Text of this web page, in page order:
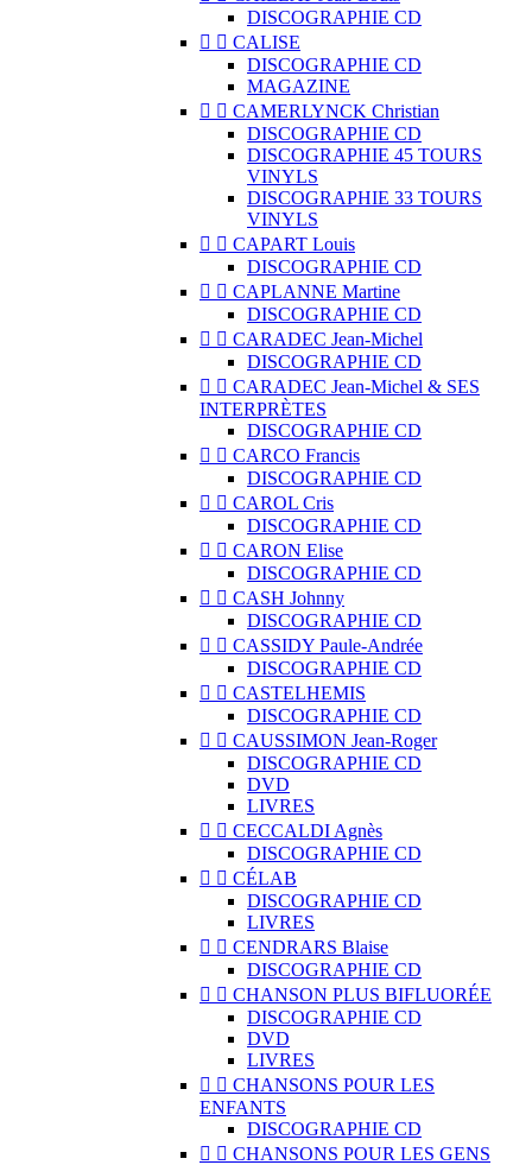
DISCOGRAPHIE CD
  CALISE
DISCOGRAPHIE CD
MAGAZINE
  CAMERLYNCK Christian
DISCOGRAPHIE CD
DISCOGRAPHIE 45 TOURS
VINYLS
DISCOGRAPHIE 33 TOURS
VINYLS
  CAPART Louis
DISCOGRAPHIE CD
  CAPLANNE Martine
DISCOGRAPHIE CD
  CARADEC Jean-Michel
DISCOGRAPHIE CD
  CARADEC Jean-Michel & SES
INTERPRÈTES
DISCOGRAPHIE CD
  CARCO Francis
DISCOGRAPHIE CD
  CAROL Cris
DISCOGRAPHIE CD
  CARON Elise
DISCOGRAPHIE CD
  CASH Johnny
DISCOGRAPHIE CD
  CASSIDY Paule-Andrée
DISCOGRAPHIE CD
  CASTELHEMIS
DISCOGRAPHIE CD
  CAUSSIMON Jean-Roger
DISCOGRAPHIE CD
DVD
LIVRES
  CECCALDI Agnès
DISCOGRAPHIE CD
  CÉLAB
DISCOGRAPHIE CD
LIVRES
  CENDRARS Blaise
DISCOGRAPHIE CD
  CHANSON PLUS BIFLUORÉE
DISCOGRAPHIE CD
DVD
LIVRES
  CHANSONS POUR LES
ENFANTS
DISCOGRAPHIE CD
  CHANSONS POUR LES GENS